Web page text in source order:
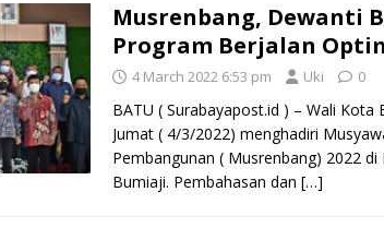
Musrenbang, Dewanti
Program Berjalan
4 March 2022 6:53 pm Uki 0
BATU ( Surabayapost.id ) – Wali
Jumat ( 4/3/2022) menghadiri
Pembangunan ( Musrenbang) 2022
Bumiaji. Pembahasan dan […]